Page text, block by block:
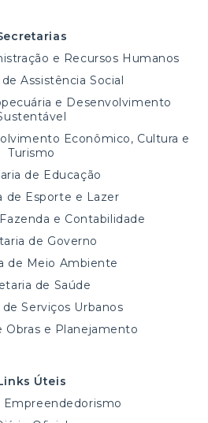
e Recursos Humanos
Assistência Social
e Desenvolvimento
Econômico, Cultura e
Turismo
de Educação
de Esporte e Lazer
e Contabilidade
de Governo
de Meio Ambiente
de Saúde
Serviços Urbanos
Obras e Planejamento
Úteis
Empreendedorismo